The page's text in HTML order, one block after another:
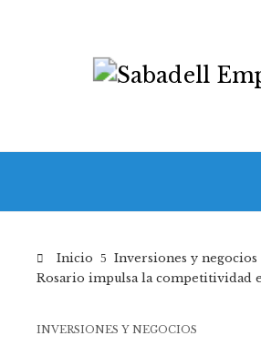
Inicio
Inversiones y negocios
Rosario impulsa la competitividad
INVERSIONES Y NEGOCIOS